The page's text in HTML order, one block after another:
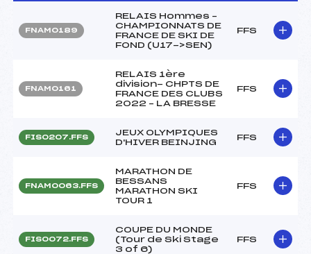
FNAM0189
RELAIS Hommes –
CHAMPIONNATS DE
FRANCE DE SKI DE
FOND (U17->SEN)
FFS
FNAM0161
RELAIS 1ère
division- CHPTS DE
FRANCE DES CLUBS
2022 – LA BRESSE
FFS
FIS0207.FFS
JEUX OLYMPIQUES
D'HIVER BEINJING
FFS
FNAM0063.FFS
MARATHON DE
BESSANS
MARATHON SKI
TOUR 1
FFS
FIS0072.FFS
COUPE DU MONDE
(Tour de Ski Stage
3 of 6)
FFS